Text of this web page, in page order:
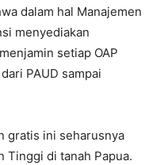
dalam hal Manajemen
menyediakan
setiap OAP
PAUD sampai
gratis ini seharusnya
Tinggi di tanah Papua.